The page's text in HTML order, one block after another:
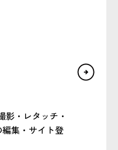
影・レタッチ・
集・サイト登